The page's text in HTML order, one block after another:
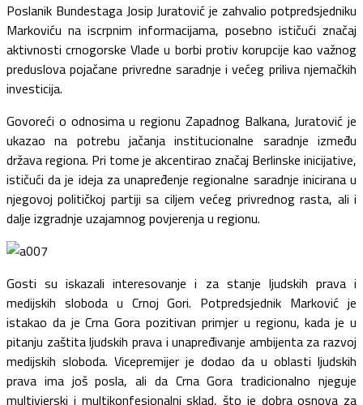
Poslanik Bundestaga Josip Juratović je zahvalio potpredsjedniku
Markoviću na iscrpnim informacijama, posebno ističući značaj
aktivnosti crnogorske Vlade u borbi protiv korupcije kao važnog
preduslova pojačane privredne saradnje i većeg priliva njemačkih
investicija.
Govoreći o odnosima u regionu Zapadnog Balkana, Juratović je
ukazao na potrebu jačanja institucionalne saradnje između
država regiona. Pri tome je akcentirao značaj Berlinske inicijative,
ističući da je ideja za unapređenje regionalne saradnje inicirana u
njegovoj političkoj partiji sa ciljem većeg privrednog rasta, ali i
dalje izgradnje uzajamnog povjerenja u regionu.
Gosti su iskazali interesovanje i za stanje ljudskih prava i
medijskih sloboda u Crnoj Gori. Potpredsjednik Marković je
istakao da je Crna Gora pozitivan primjer u regionu, kada je u
pitanju zaštita ljudskih prava i unapređivanje ambijenta za razvoj
medijskih sloboda. Vicepremijer je dodao da u oblasti ljudskih
prava ima još posla, ali da Crna Gora tradicionalno njeguje
multivjerski i multikonfesionalni sklad, što je dobra osnova za